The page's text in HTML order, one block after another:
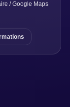
/ Google Maps